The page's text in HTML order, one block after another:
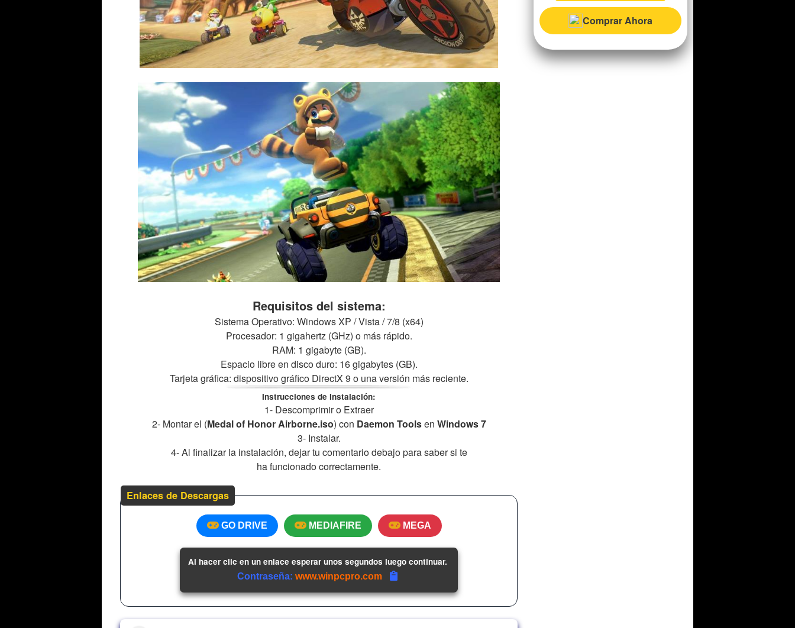
Requisitos del sistema:
Sistema Operativo: Windows XP / Vista / 7/8 (x64)
Procesador: 1 gigahertz (GHz) o más rápido.
RAM: 1 gigabyte (GB).
Espacio libre en disco duro: 16 gigabytes (GB).
Tarjeta gráfica: dispositivo gráfico DirectX 9 o una versión más reciente.
Instrucciones de Instalación:
1- Descomprimir o Extraer
2- Montar el (Medal of Honor Airborne.iso) con Daemon Toolsen Windows 7
3- Instalar.
4- Al finalizar la instalación, dejar tu comentario debajo para saber si te
ha funcionado correctamente.
Enlaces de Descargas
GO DRIVE MEDIAFIRE MEGA
Al hacer clic en un enlace esperar unos segundos luego continuar.
Contraseña: www.winpcpro.com
Comprar Ahora